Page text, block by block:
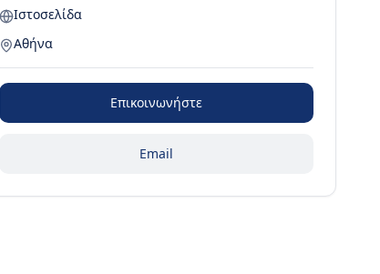
Ιστοσελίδα
Αθήνα
Επικοινωνήστε
Email